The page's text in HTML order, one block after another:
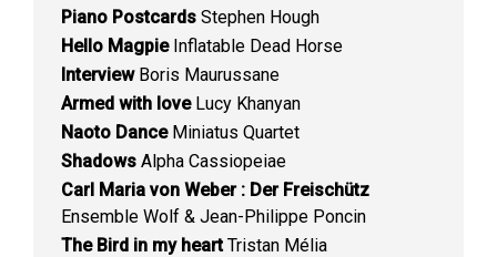
Piano Postcards Stephen Hough
Hello MagpieInflatable Dead Horse
InterviewBoris Maurussane
Armed with loveLucy Khanyan
Naoto DanceMiniatus Quartet
Shadows Alpha Cassiopeiae
Carl Maria von Weber : Der Freischütz
Ensemble Wolf & Jean-Philippe Poncin
The Bird in my heartTristan Mélia